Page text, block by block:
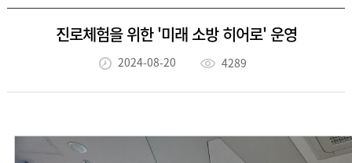
진로체험을 위한 '미래 소방 히어로' 운영
2024-08-20 4289